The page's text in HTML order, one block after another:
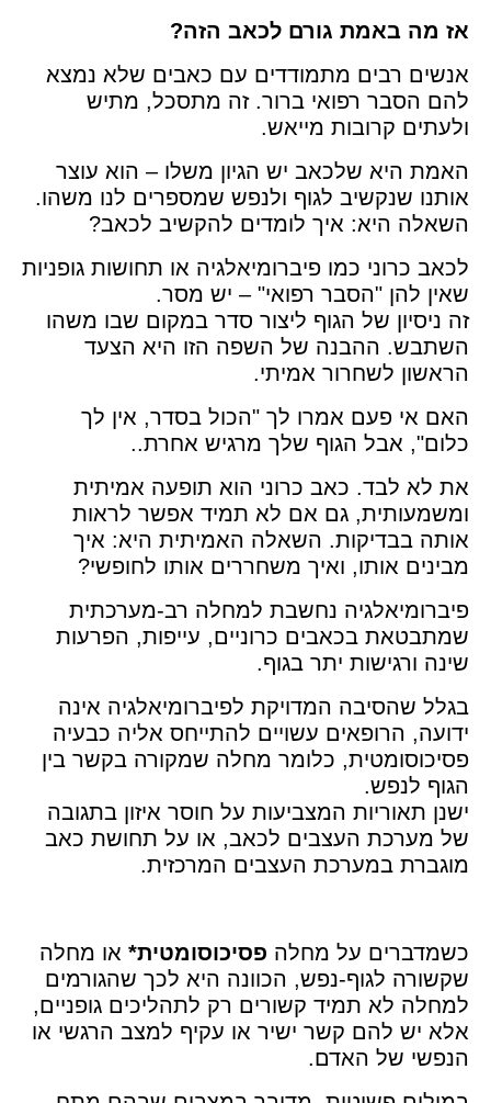
אז מה באמת גורם לכאב הזה?
אנשים רבים מתמודדים עם כאבים שלא נמצא
להם הסבר רפואי ברור. זה מתסכל, מתיש
ולעתים קרובות מייאש.
האמת היא שלכאב יש הגיון משלו – הוא עוצר
אותנו שנקשיב לגוף ולנפש שמספרים לנו משהו.
השאלה היא: איך לומדים להקשיב לכאב?
לכאב כרוני כמו פיברומיאלגיה או תחושות גופניות
שאין להן "הסבר רפואי" – יש מסר.
זה ניסיון של הגוף ליצור סדר במקום שבו משהו
השתבש. ההבנה של השפה הזו היא הצעד
הראשון לשחרור אמיתי.
האם אי פעם אמרו לך "הכול בסדר, אין לך
כלום", אבל הגוף שלך מרגיש אחרת..
את לא לבד. כאב כרוני הוא תופעה אמיתית
ומשמעותית, גם אם לא תמיד אפשר לראות
אותה בבדיקות. השאלה האמיתית היא: איך
מבינים אותו, ואיך משחררים אותו לחופשי?
פיברומיאלגיה נחשבת למחלה רב-מערכתית
שמתבטאת בכאבים כרוניים, עייפות, הפרעות
שינה ורגישות יתר בגוף.
בגלל שהסיבה המדויקת לפיברומיאלגיה אינה
ידועה, הרופאים עשויים להתייחס אליה כבעיה
פסיכוסומטית, כלומר מחלה שמקורה בקשר בין
הגוף לנפש.
ישנן תאוריות המצביעות על חוסר איזון בתגובה
של מערכת העצבים לכאב, או על תחושת כאב
מוגברת במערכת העצבים המרכזית.
כשמדברים על מחלה פסיכוסומטית* או מחלה
שקשורה לגוף-נפש, הכוונה היא לכך שהגורמים
למחלה לא תמיד קשורים רק לתהליכים גופניים,
אלא יש להם קשר ישיר או עקיף למצב הרגשי או
הנפשי של האדם.